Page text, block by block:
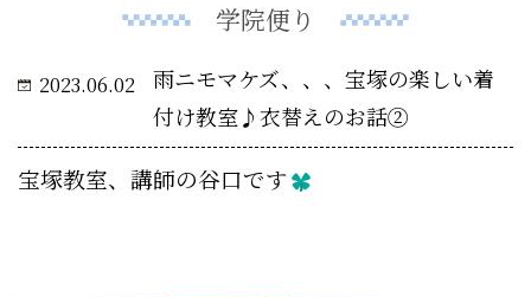
学院便り
2023.06.02
雨ニモマケズ、、、宝塚の楽しい着
付け教室♪衣替えのお話②
宝塚教室、講師の谷口です